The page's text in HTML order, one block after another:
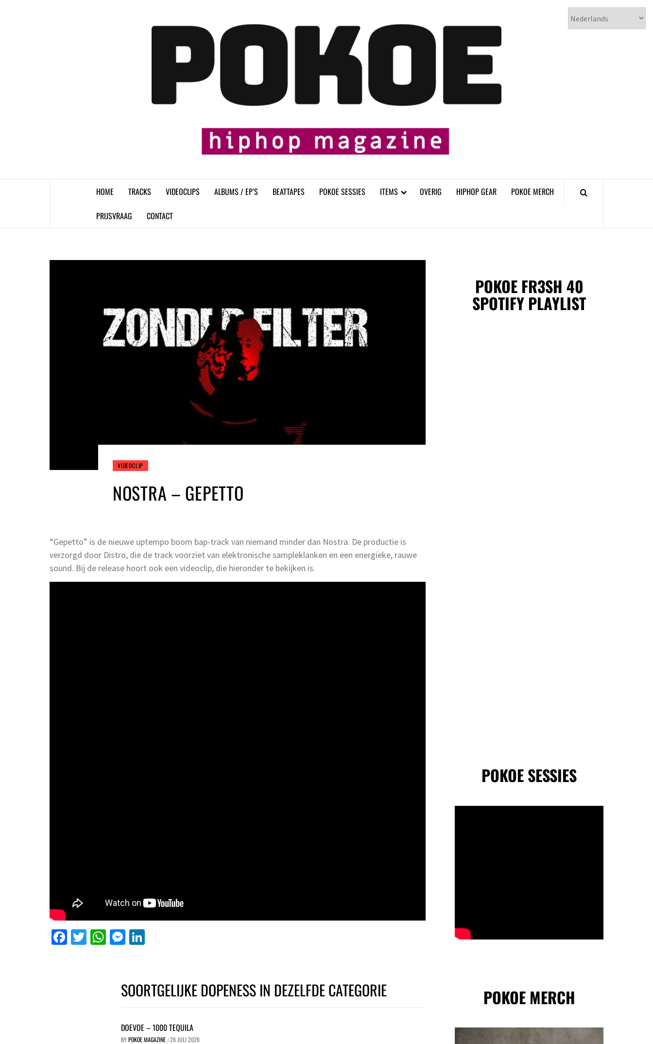
𝗣𝗢𝗞𝗢𝗘
HOME TRACKS VIDEOCLIPS ALBUMS / EP’S BEATTAPES POKOE SESSIES ITEMS OVERIG HIPHOP GEAR POKOE MERCH
PRIJSVRAAG CONTACT
VIDEOCLIP
NOSTRA – GEPETTO
“Gepetto” is de nieuwe uptempo boom bap-track van niemand minder dan Nostra. De productie is
verzorgd door Distro, die de track voorziet van elektronische sampleklanken en een energieke, rauwe
sound. Bij de release hoort ook een videoclip, die hieronder te bekijken is.
Facebook
Twitter
WhatsApp
Messenger
SOORTGELIJKE DOPENESS IN DEZELFDE CATEGORIE
DOEVOE – 1000 TEQUILA
BYPOKOE MAGAZINE /26 JULI 2026
POKOE FR3SH 40
SPOTIFY PLAYLIST
POKOE SESSIES
POKOE MERCH